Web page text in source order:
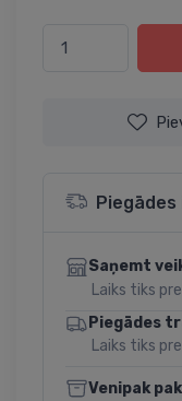
Saņemt
Laiks tiks
Piegādes
Laiks tiks
Venipak